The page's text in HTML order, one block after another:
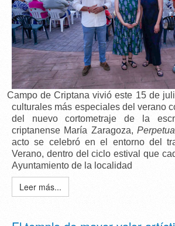
de Criptana vivió este 15 de
culturales más especiales del verano
del nuevo cortometraje de la
criptanense María Zaragoza,
acto se celebró en el entorno del
Verano, dentro del ciclo estival que
Ayuntamiento de la localidad
Leer más...